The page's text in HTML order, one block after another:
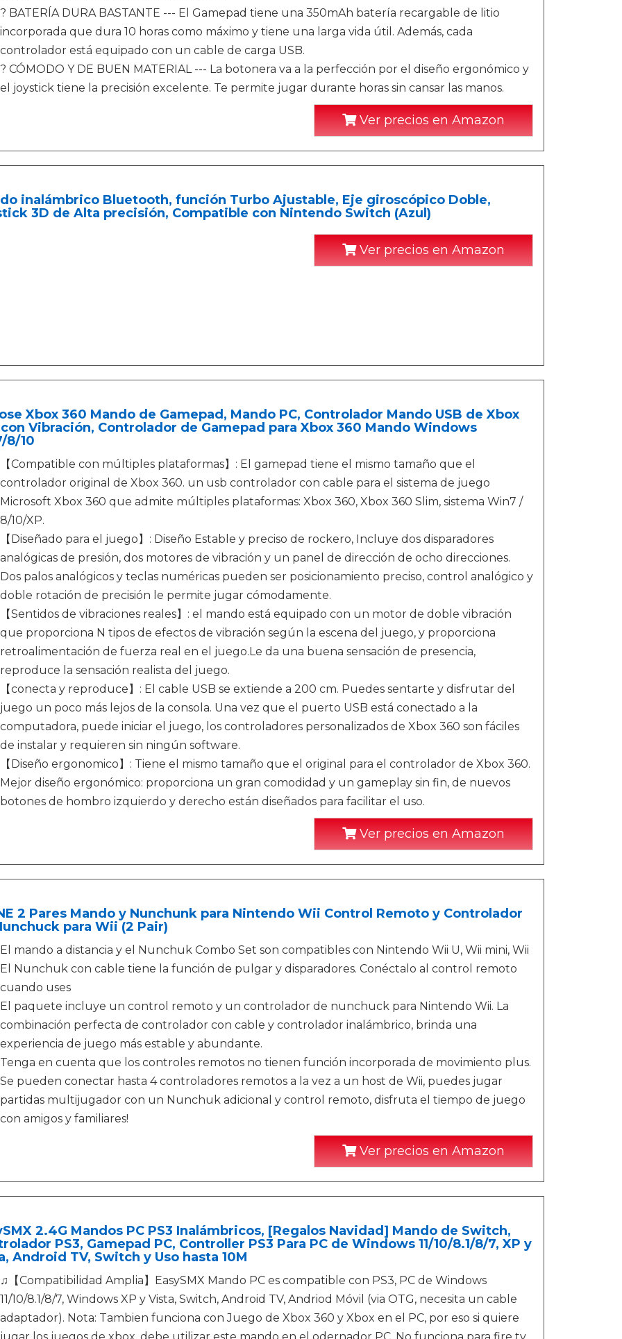
? BATERÍA DURA BASTANTE --- El Gamepad tiene una 350mAh batería recargable de litio
incorporada que dura 10 horas como máximo y tiene una larga vida útil. Además, cada
controlador está equipado con un cable de carga USB.
? CÓMODO Y DE BUEN MATERIAL --- La botonera va a la perfección por el diseño ergonómico y
el joystick tiene la precisión excelente. Te permite jugar durante horas sin cansar las manos.
Ver precios en Amazon
inalámbrico Bluetooth, función Turbo Ajustable, Eje giroscópico Doble,
3D de Alta precisión, Compatible con Nintendo Switch (Azul)
Ver precios en Amazon
Xbox 360 Mando de Gamepad, Mando PC, Controlador Mando USB de Xbox
Vibración, Controlador de Gamepad para Xbox 360 Mando Windows
8/10
【Compatible con múltiples plataformas】: El gamepad tiene el mismo tamaño que el
controlador original de Xbox 360. un usb controlador con cable para el sistema de juego
Microsoft Xbox 360 que admite múltiples plataformas: Xbox 360, Xbox 360 Slim, sistema Win7 /
8/10/XP.
【Diseñado para el juego】: Diseño Estable y preciso de rockero, Incluye dos disparadores
analógicas de presión, dos motores de vibración y un panel de dirección de ocho direcciones.
Dos palos analógicos y teclas numéricas pueden ser posicionamiento preciso, control analógico y
doble rotación de precisión le permite jugar cómodamente.
【Sentidos de vibraciones reales】: el mando está equipado con un motor de doble vibración
que proporciona N tipos de efectos de vibración según la escena del juego, y proporciona
retroalimentación de fuerza real en el juego.Le da una buena sensación de presencia,
reproduce la sensación realista del juego.
【conecta y reproduce】: El cable USB se extiende a 200 cm. Puedes sentarte y disfrutar del
juego un poco más lejos de la consola. Una vez que el puerto USB está conectado a la
computadora, puede iniciar el juego, los controladores personalizados de Xbox 360 son fáciles
de instalar y requieren sin ningún software.
【Diseño ergonomico】: Tiene el mismo tamaño que el original para el controlador de Xbox 360.
Mejor diseño ergonómico: proporciona un gran comodidad y un gameplay sin fin, de nuevos
botones de hombro izquierdo y derecho están diseñados para facilitar el uso.
Ver precios en Amazon
2 Pares Mando y Nunchunk para Nintendo Wii Control Remoto y Controlador
para Wii (2 Pair)
El mando a distancia y el Nunchuk Combo Set son compatibles con Nintendo Wii U, Wii mini, Wii
El Nunchuk con cable tiene la función de pulgar y disparadores. Conéctalo al control remoto
cuando uses
El paquete incluye un control remoto y un controlador de nunchuck para Nintendo Wii. La
combinación perfecta de controlador con cable y controlador inalámbrico, brinda una
experiencia de juego más estable y abundante.
Tenga en cuenta que los controles remotos no tienen función incorporada de movimiento plus.
Se pueden conectar hasta 4 controladores remotos a la vez a un host de Wii, puedes jugar
partidas multijugador con un Nunchuk adicional y control remoto, disfruta el tiempo de juego
con amigos y familiares!
Ver precios en Amazon
2.4G Mandos PC PS3 Inalámbricos, [Regalos Navidad] Mando de Switch,
PS3, Gamepad PC, Controller PS3 Para PC de Windows 11/10/8.1/8/7, XP y
Android TV, Switch y Uso hasta 10M
♫【Compatibilidad Amplia】EasySMX Mando PC es compatible con PS3, PC de Windows
11/10/8.1/8/7, Windows XP y Vista, Switch, Android TV, Andriod Móvil (via OTG, necesita un cable
adaptador). Nota: Tambien funciona con Juego de Xbox 360 y Xbox en el PC, por eso si quiere
jugar los juegos de xbox, debe utilizar este mando en el odernador PC. No funciona para fire tv